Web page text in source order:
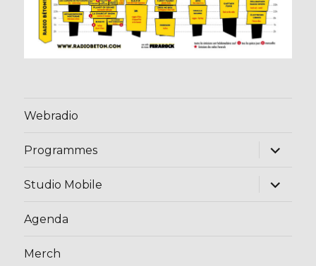
Webradio
Programmes
ouvrir
menu
Studio Mobile
ouvrir
Agenda
Merch